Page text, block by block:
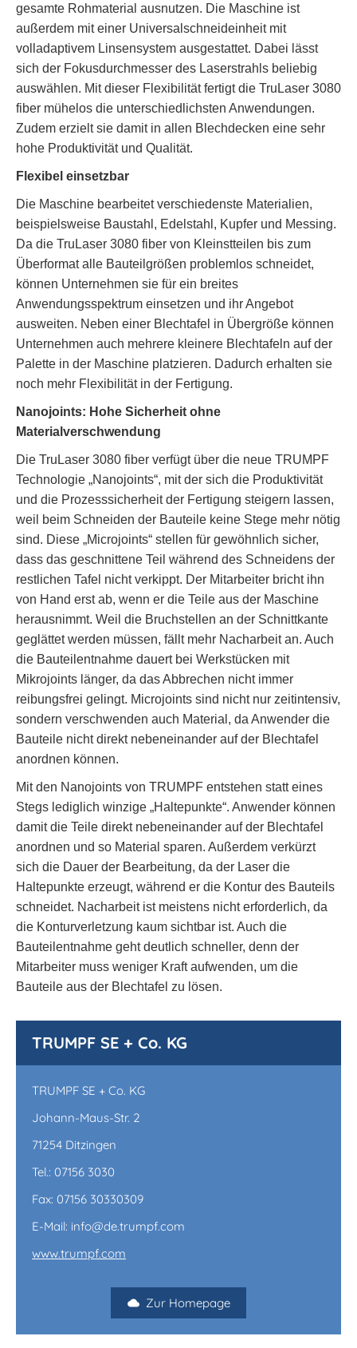
gesamte Rohmaterial ausnutzen. Die Maschine ist
außerdem mit einer Universalschneideinheit mit
volladaptivem Linsensystem ausgestattet. Dabei lässt
sich der Fokusdurchmesser des Laserstrahls beliebig
auswählen. Mit dieser Flexibilität fertigt die TruLaser 3080
fiber mühelos die unterschiedlichsten Anwendungen.
Zudem erzielt sie damit in allen Blechdecken eine sehr
hohe Produktivität und Qualität.
Flexibel einsetzbar
Die Maschine bearbeitet verschiedenste Materialien,
beispielsweise Baustahl, Edelstahl, Kupfer und Messing.
Da die TruLaser 3080 fiber von Kleinstteilen bis zum
Überformat alle Bauteilgrößen problemlos schneidet,
können Unternehmen sie für ein breites
Anwendungsspektrum einsetzen und ihr Angebot
ausweiten. Neben einer Blechtafel in Übergröße können
Unternehmen auch mehrere kleinere Blechtafeln auf der
Palette in der Maschine platzieren. Dadurch erhalten sie
noch mehr Flexibilität in der Fertigung.
Nanojoints: Hohe Sicherheit ohne
Materialverschwendung
Die TruLaser 3080 fiber verfügt über die neue TRUMPF
Technologie „Nanojoints“, mit der sich die Produktivität
und die Prozesssicherheit der Fertigung steigern lassen,
weil beim Schneiden der Bauteile keine Stege mehr nötig
sind. Diese „Microjoints“ stellen für gewöhnlich sicher,
dass das geschnittene Teil während des Schneidens der
restlichen Tafel nicht verkippt. Der Mitarbeiter bricht ihn
von Hand erst ab, wenn er die Teile aus der Maschine
herausnimmt. Weil die Bruchstellen an der Schnittkante
geglättet werden müssen, fällt mehr Nacharbeit an. Auch
die Bauteilentnahme dauert bei Werkstücken mit
Mikrojoints länger, da das Abbrechen nicht immer
reibungsfrei gelingt. Microjoints sind nicht nur zeitintensiv,
sondern verschwenden auch Material, da Anwender die
Bauteile nicht direkt nebeneinander auf der Blechtafel
anordnen können.
Mit den Nanojoints von TRUMPF entstehen statt eines
Stegs lediglich winzige „Haltepunkte“. Anwender können
damit die Teile direkt nebeneinander auf der Blechtafel
anordnen und so Material sparen. Außerdem verkürzt
sich die Dauer der Bearbeitung, da der Laser die
Haltepunkte erzeugt, während er die Kontur des Bauteils
schneidet. Nacharbeit ist meistens nicht erforderlich, da
die Konturverletzung kaum sichtbar ist. Auch die
Bauteilentnahme geht deutlich schneller, denn der
Mitarbeiter muss weniger Kraft aufwenden, um die
Bauteile aus der Blechtafel zu lösen.
TRUMPF SE + Co. KG
TRUMPF SE + Co. KG
Johann-Maus-Str. 2
71254 Ditzingen
Tel.: 07156 3030
Fax: 07156 30330309
E-Mail: info@de.trumpf.com
www.trumpf.com
Zur Homepage